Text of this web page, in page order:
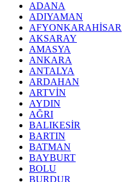
ADANA
ADIYAMAN
AFYONKARAHİSAR
AKSARAY
AMASYA
ANKARA
ANTALYA
ARDAHAN
ARTVİN
AYDIN
AĞRI
BALIKESİR
BARTIN
BATMAN
BAYBURT
BOLU
BURDUR